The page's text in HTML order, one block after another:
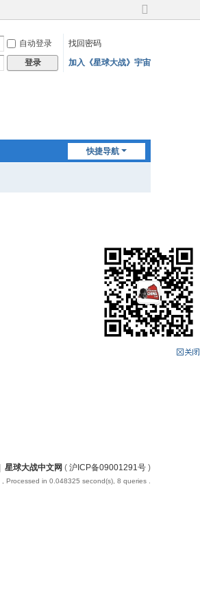
切
宽
自动登录
找回密码
登录 加入《星球大战》宇宙
快捷导航
星球大战中文网 ( 沪ICP备09001291号 )
, Processed in 0.048325 second(s), 8 queries .